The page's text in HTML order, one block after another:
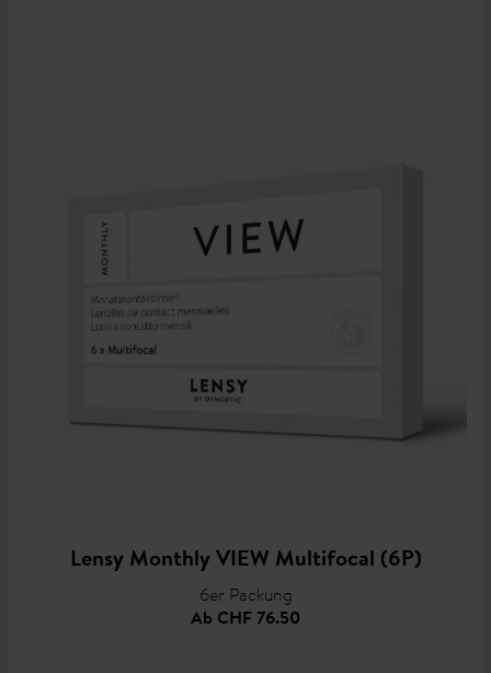
Lensy Monthly VIEW Multifocal (6P)
6er Packung
Ab CHF 76.50